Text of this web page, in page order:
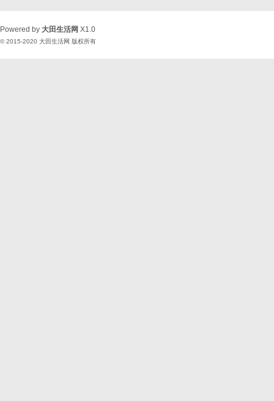
Powered by 大田生活网 X1.0
© 2015-2020 大田生活网 版权所有